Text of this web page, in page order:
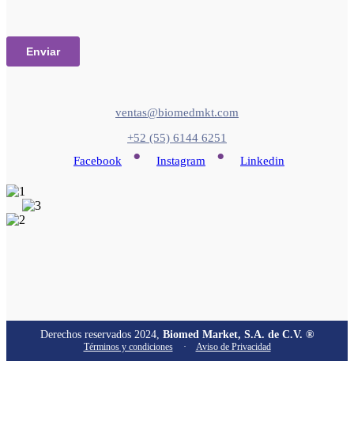
ventas@biomedmkt.com
+52 (55) 6144 6251
Facebook
• Instagram • Linkedin
Derechos reservados 2024, Biomed Market, S.A. de C.V. ®
Términos y condiciones · Aviso de Privacidad